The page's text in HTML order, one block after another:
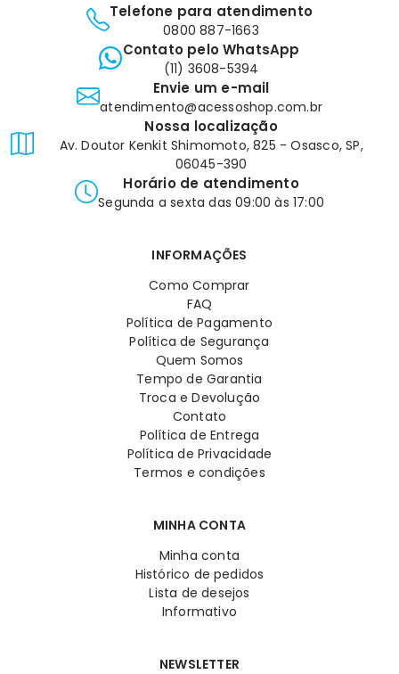
Telefone para atendimento
0800 887-1663
Contato pelo WhatsApp
(11) 3608-5394
Envie um e-mail
atendimento@acessoshop.com.br
Nossa localização
Av. Doutor Kenkit Shimomoto, 825 - Osasco, SP,
06045-390
Horário de atendimento
Segunda a sexta das 09:00 às 17:00
INFORMAÇÕES
Como Comprar
FAQ
Política de Pagamento
Política de Segurança
Quem Somos
Tempo de Garantia
Troca e Devolução
Contato
Política de Entrega
Política de Privacidade
Termos e condições
MINHA CONTA
Minha conta
Histórico de pedidos
Lista de desejos
Informativo
NEWSLETTER